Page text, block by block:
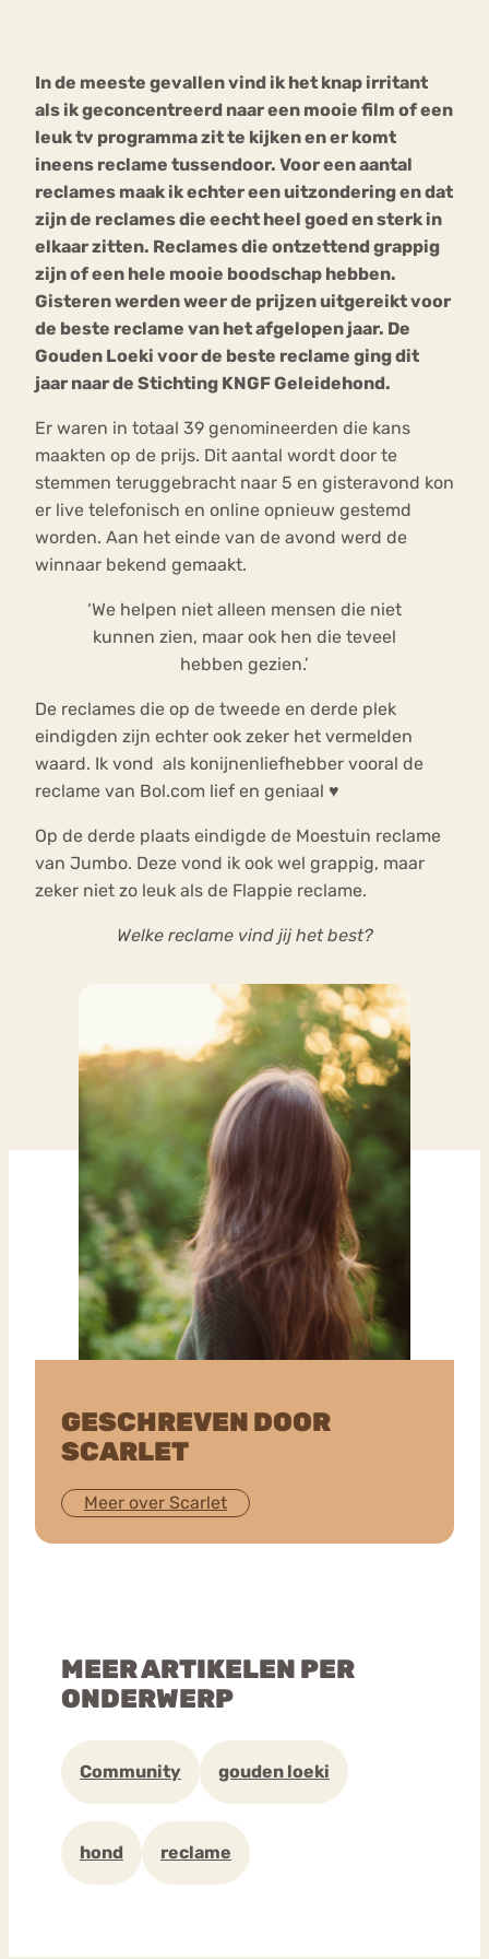
In de meeste gevallen vind ik het knap irritant
als ik geconcentreerd naar een mooie film of een
leuk tv programma zit te kijken en er komt
ineens reclame tussendoor. Voor een aantal
reclames maak ik echter een uitzondering en dat
zijn de reclames die eecht heel goed en sterk in
elkaar zitten. Reclames die ontzettend grappig
zijn of een hele mooie boodschap hebben.
Gisteren werden weer de prijzen uitgereikt voor
de beste reclame van het afgelopen jaar. De
Gouden Loeki voor de beste reclame ging dit
jaar naar de Stichting KNGF Geleidehond.
Er waren in totaal 39 genomineerden die kans
maakten op de prijs. Dit aantal wordt door te
stemmen teruggebracht naar 5 en gisteravond kon
er live telefonisch en online opnieuw gestemd
worden. Aan het einde van de avond werd de
winnaar bekend gemaakt.
‘We helpen niet alleen mensen die niet
kunnen zien, maar ook hen die teveel
hebben gezien.’
De reclames die op de tweede en derde plek
eindigden zijn echter ook zeker het vermelden
waard. Ik vond als konijnenliefhebber vooral de
reclame van Bol.com lief en geniaal ♥
Op de derde plaats eindigde de Moestuin reclame
van Jumbo. Deze vond ik ook wel grappig, maar
zeker niet zo leuk als de Flappie reclame.
Welke reclame vind jij het best?
GESCHREVEN DOOR
SCARLET
Meer over Scarlet
MEER ARTIKELEN PER
ONDERWERP
Community gouden loeki
hond reclame
Chat
Forum
mia
Nerv
osa
Eetstoornis Anorexia Nervosa
Eetbuien Piekeren Sport
Trauma
Orthorexia
Afvallen Angst